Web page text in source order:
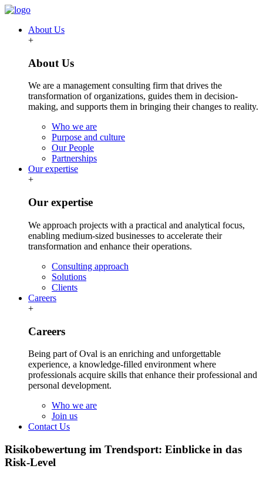
About Us
+
About Us
We are a management consulting firm that drives the
transformation of organizations, guides them in decision-
making, and supports them in bringing their changes to reality.
Who we are
Purpose and culture
Our People
Partnerships
Our expertise
+
Our expertise
We approach projects with a practical and analytical focus,
enabling medium-sized businesses to accelerate their
transformation and enhance their operations.
Consulting approach
Solutions
Clients
Careers
+
Careers
Being part of Oval is an enriching and unforgettable
experience, a knowledge-filled environment where
professionals acquire skills that enhance their professional and
personal development.
Who we are
Join us
Contact Us
Risikobewertung im Trendsport: Einblicke in das
Risk-Level